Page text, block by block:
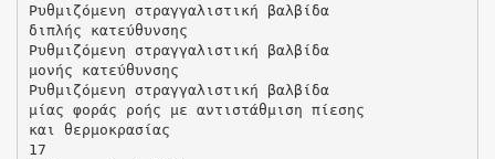
Ρυθµιζόµενη στραγγαλιστική βαλβίδα
διπλής κατεύθυνσης
Ρυθµιζόµενη στραγγαλιστική βαλβίδα
µονής κατεύθυνσης
Ρυθµιζόµενη στραγγαλιστική βαλβίδα
µίας φοράς ροής µε αντιστάθµιση πίεσης
και θερµοκρασίας
17